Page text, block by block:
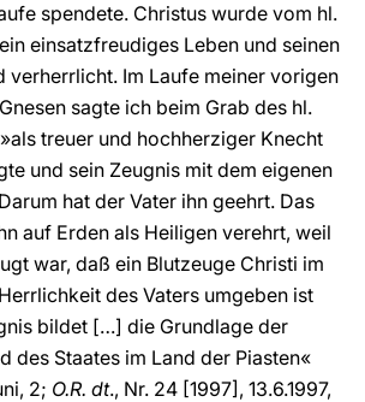
spendete. Christus wurde vom hl.
einsatzfreudiges Leben und seinen
verherrlicht. Im Laufe meiner vorigen
sagte ich beim Grab des hl.
treuer und hochherziger Knecht
und sein Zeugnis mit dem eigenen
hat der Vater ihn geehrt. Das
auf Erden als Heiligen verehrt, weil
war, daß ein Blutzeuge Christi im
des Vaters umgeben ist
bildet […] die Grundlage der
des Staates im Land der Piasten«
2; O.R. dt., Nr. 24 [1997], 13.6.1997,